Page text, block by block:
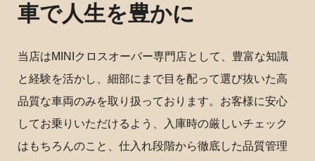
車で人生を豊かに
当店はMINIクロスオーバー専門店として、豊富な知識
と経験を活かし、細部にまで目を配って選び抜いた高
品質な車両のみを取り扱っております。お客様に安心
してお乗りいただけるよう、入庫時の厳しいチェック
はもちろんのこと、仕入れ段階から徹底した品質管理